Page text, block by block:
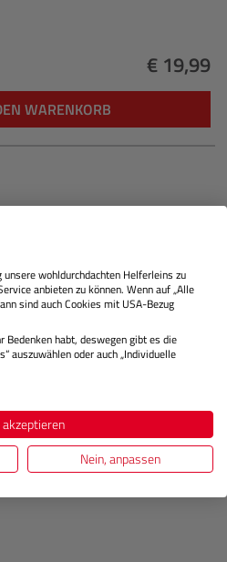
€ 19,99
WARENKORB
wohldurchdachten Helferleins zu
anbieten zu können. Wenn auf „Alle
sind auch Cookies mit USA-Bezug
habt, deswegen gibt es die
auszuwählen oder auch „Individuelle
akzeptieren
Nein, anpassen